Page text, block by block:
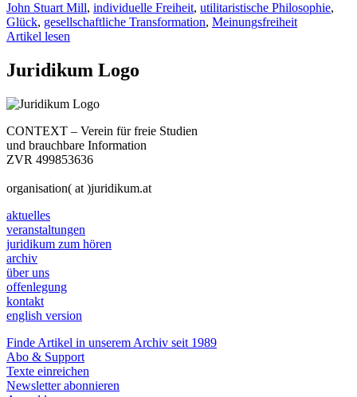
John Stuart Mill, individuelle Freiheit, utilitaristische Philosophie,
Glück, gesellschaftliche Transformation, Meinungsfreiheit
Artikel lesen
Juridikum Logo
CONTEXT – Verein für freie Studien
und brauchbare Information
ZVR 499853636
organisation( at )juridikum.at
aktuelles
veranstaltungen
juridikum zum hören
archiv
über uns
offenlegung
kontakt
english version
Finde Artikel in unserem Archiv seit 1989
Abo & Support
Texte einreichen
Newsletter abonnieren